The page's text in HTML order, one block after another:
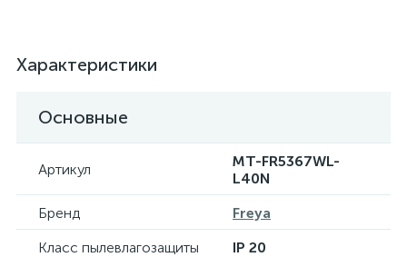
Характеристики
Основные
Артикул
MT-FR5367WL-
L40N
Бренд
Freya
Класс пылевлагозащиты
IP 20